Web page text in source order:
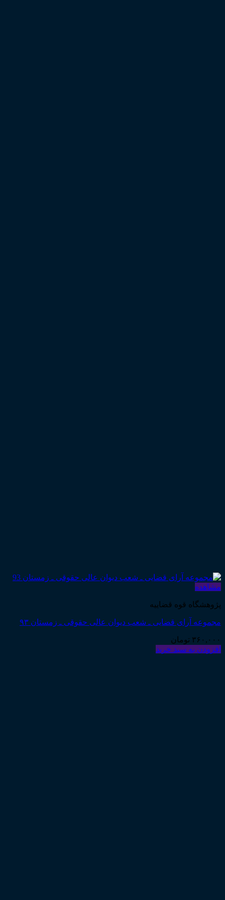
مشاهده
پژوهشگاه قوه قضاییه
مجموعه آرای قضایی ـ شعب دیوان عالی حقوقی ـ زمستان ۹۳
۳۶۰,۰۰۰ تومان
افزودن به سبد خرید